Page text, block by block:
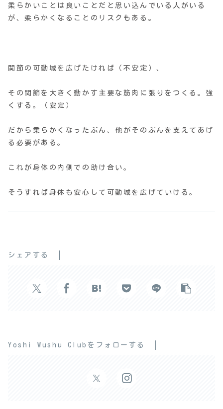
柔らかいことは良いことだと思い込んでいる人がいる
が、柔らかくなることのリスクもある。
関節の可動域を広げたければ（不安定）、
その関節を大きく動かす主要な筋肉に張りをつくる。強
くする。（安定）
だから柔らかくなったぶん、他がそのぶんを支えてあげ
る必要がある。
これが身体の内側での助け合い。
そうすれば身体も安心して可動域を広げていける。
シェアする
Yoshi Wushu Clubをフォローする